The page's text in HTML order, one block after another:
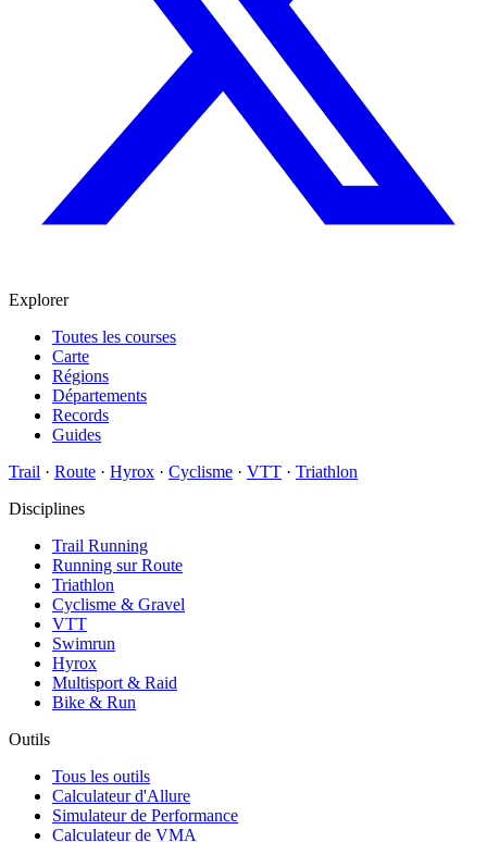
Explorer
Toutes les courses
Carte
Régions
Départements
Records
Guides
Trail · Route · Hyrox · Cyclisme · VTT · Triathlon
Disciplines
Trail Running
Running sur Route
Triathlon
Cyclisme & Gravel
VTT
Swimrun
Hyrox
Multisport & Raid
Bike & Run
Outils
Tous les outils
Calculateur d'Allure
Simulateur de Performance
Calculateur de VMA